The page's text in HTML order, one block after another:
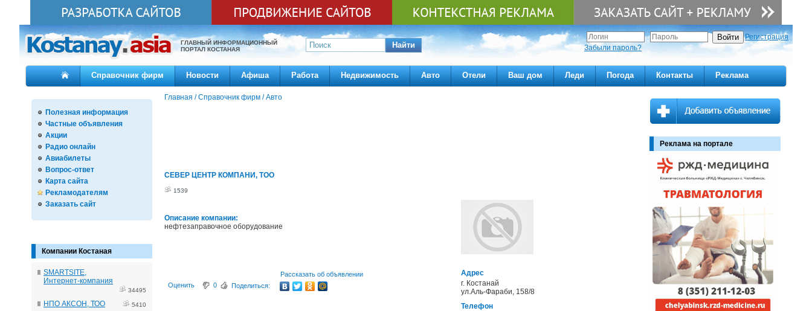
ГЛАВНЫЙ ИНФОРМАЦИОННЫЙ
ПОРТАЛ КОСТАНАЯ
Найти
Регистрация
Забыли пароль?
Справочник фирм Новости Афиша Работа Недвижимость Авто Отели Ваш дом Леди Погода Контакты Реклама
Полезная информация
Частные объявления
Акции
Радио онлайн
Авиабилеты
Вопрос-ответ
Карта сайта
Рекламодателям
Заказать сайт
Компании Костаная
SMARTSITE,
Интернет-компания
34495
НПО АКСОН, ТОО 5410
Главная /Справочник фирм /Авто
СЕВЕР ЦЕНТР КОМПАНИ, ТОО
1539
Описание компании:
нефтезаправочное оборудование
Адрес
г. Костанай
ул.Аль-Фараби, 158/8
Телефон
Рассказать об объявлении
Оценить
0 Поделиться:
Реклама на портале